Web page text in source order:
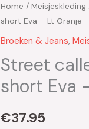
Home / Meisjeskleding
short Eva – Lt Oranje
Broeken & Jeans,
Street
short Eva
€37.95